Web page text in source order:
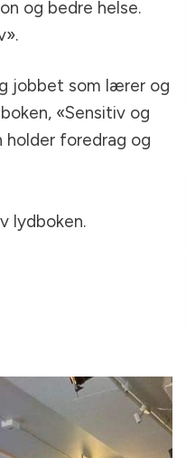
og bedre helse.
jobbet som lærer og
«Sensitiv og
holder foredrag og
lydboken.